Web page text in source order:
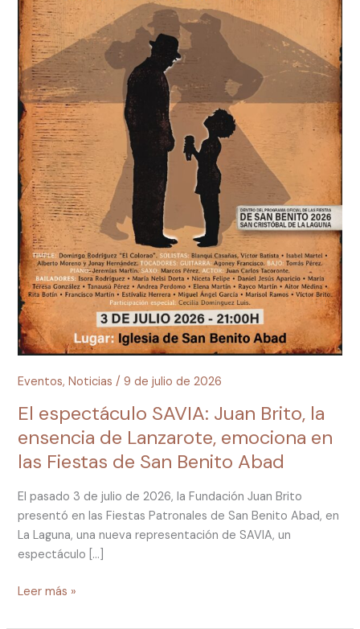
Eventos,Noticias /9 de julio de 2026
El espectáculo SAVIA: Juan Brito, la
ensencia de Lanzarote, emociona en
las Fiestas de San Benito Abad
El pasado 3 de julio de 2026, la Fundación Juan Brito
presentó en las Fiestas Patronales de San Benito Abad, en
La Laguna, una nueva representación de SAVIA, un
espectáculo […]
ensencia
de
Lanzarote,
emociona
en
las
Fiestas
de
San
Benito
Abad
Leer más »